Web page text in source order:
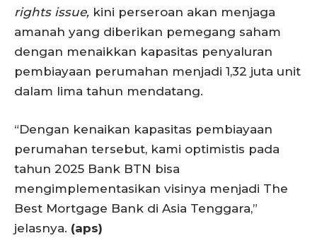
rights issue, kini perseroan akan menjaga
amanah yang diberikan pemegang saham
dengan menaikkan kapasitas penyaluran
pembiayaan perumahan menjadi 1,32 juta unit
dalam lima tahun mendatang.
“Dengan kenaikan kapasitas pembiayaan
perumahan tersebut, kami optimistis pada
tahun 2025 Bank BTN bisa
mengimplementasikan visinya menjadi The
Best Mortgage Bank di Asia Tenggara,”
jelasnya. (aps)